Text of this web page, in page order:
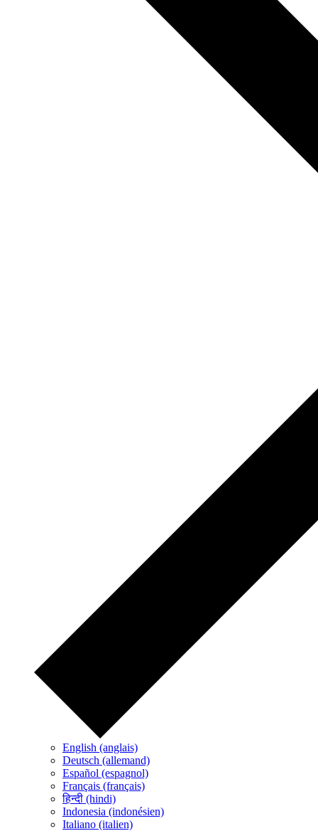
English (anglais)
Deutsch (allemand)
Español (espagnol)
Français (français)
हिन्दी (hindi)
Indonesia (indonésien)
Italiano (italien)